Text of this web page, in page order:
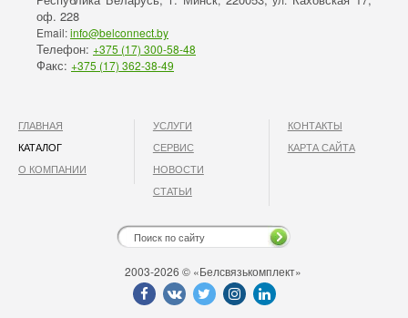
оф. 228
Email:info@belconnect.by
Телефон: +375 (17) 300-58-48
Факс: +375 (17) 362-38-49
ГЛАВНАЯ
КАТАЛОГ
О КОМПАНИИ
УСЛУГИ
СЕРВИС
НОВОСТИ
СТАТЬИ
КОНТАКТЫ
КАРТА САЙТА
2003-2026 © «Белсвязькомплект»